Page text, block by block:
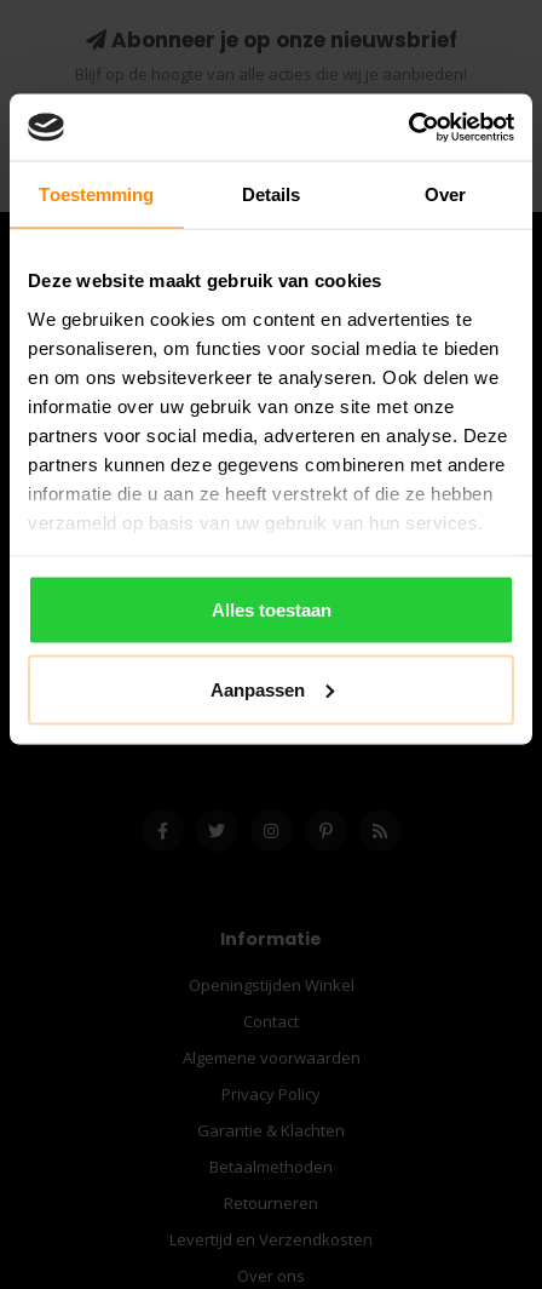
Toestemming Details Over
Deze website maakt gebruik van cookies
We gebruiken cookies om content en advertenties te
personaliseren, om functies voor social media te bieden
en om ons websiteverkeer te analyseren. Ook delen we
informatie over uw gebruik van onze site met onze
partners voor social media, adverteren en analyse. Deze
partners kunnen deze gegevens combineren met andere
informatie die u aan ze heeft verstrekt of die ze hebben
verzameld op basis van uw gebruik van hun services.
Alles toestaan
Aanpassen
Abonneer je op onze nieuwsbrief
Blijf op de hoogte van alle acties die wij je aanbieden!
Abonneer
Bespanracket.nl is dé racketspecialist van Lelystad en
omstreken.
8224 AA Lelystad
06-57276080
info@bespanracket.nl
Informatie
Openingstijden Winkel
Contact
Algemene voorwaarden
Privacy Policy
Garantie & Klachten
Betaalmethoden
Retourneren
Levertijd en Verzendkosten
Over ons